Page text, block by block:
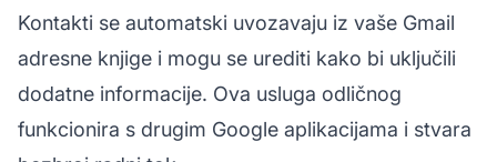
Kontakti se automatski uvozavaju iz vaše Gmail
adresne knjige i mogu se urediti kako bi uključili
dodatne informacije. Ova usluga odličnog
funkcionira s drugim Google aplikacijama i stvara